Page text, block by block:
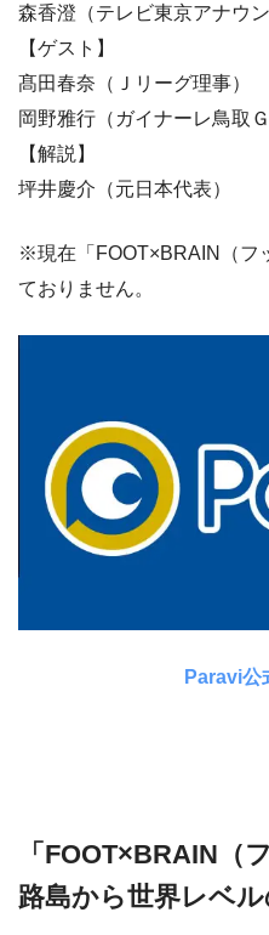
森香澄（テレビ東京アナウン
【ゲスト】
髙田春奈（Ｊリーグ理事）
岡野雅行（ガイナーレ鳥取Ｇ
【解説】
坪井慶介（元日本代表）
※現在「FOOT×BRAIN（フ
ておりません。
Paravi公
「FOOT×BRAIN（
路島から世界レベ